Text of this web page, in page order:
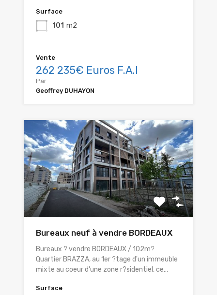
Surface
101 m2
Vente
262 235€ Euros F.A.I
Par
Geoffrey DUHAYON
Bureaux neuf à vendre BORDEAUX
Bureaux ? vendre BORDEAUX / 102m?
Quartier BRAZZA, au 1er ?tage d'un immeuble
mixte au coeur d'une zone r?sidentiel, ce…
Surface